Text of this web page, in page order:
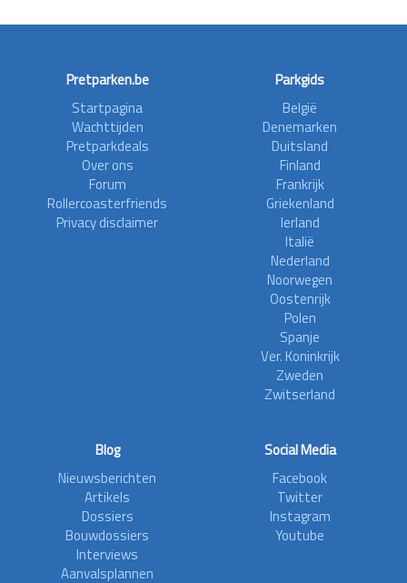
Pretparken.be
Startpagina
Wachttijden
Pretparkdeals
Over ons
Forum
Rollercoasterfriends
Privacy disclaimer
Parkgids
België
Denemarken
Duitsland
Finland
Frankrijk
Griekenland
Ierland
Italië
Nederland
Noorwegen
Oostenrijk
Polen
Spanje
Ver. Koninkrijk
Zweden
Zwitserland
Blog
Nieuwsberichten
Artikels
Dossiers
Bouwdossiers
Interviews
Aanvalsplannen
Social Media
Facebook
Twitter
Instagram
Youtube